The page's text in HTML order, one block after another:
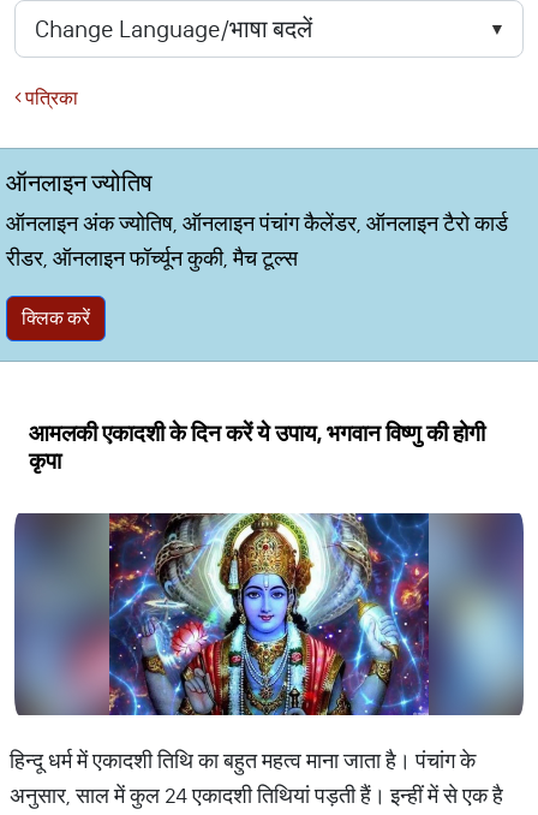
पत्रिका
ऑनलाइन ज्योतिष
ऑनलाइन अंक ज्योतिष, ऑनलाइन पंचांग कैलेंडर, ऑनलाइन टैरो कार्ड
रीडर, ऑनलाइन फॉर्च्यून कुकी, मैच टूल्स
क्लिक करें
आमलकी एकादशी के दिन करें ये उपाय, भगवान विष्णु की होगी
कृपा
हिन्दू धर्म में एकादशी तिथि का बहुत महत्व माना जाता है। पंचांग के
अनुसार, साल में कुल 24 एकादशी तिथियां पड़ती हैं। इन्हीं में से एक है